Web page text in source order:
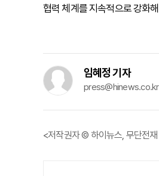
협력 체계를 지속적으로 강화
임혜정 기자
press@hinews.co.kr
<저작권자 © 하이뉴스, 무단전